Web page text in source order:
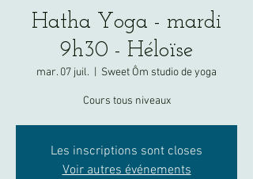
Hatha Yoga - mardi
9h30 - Héloïse
mar. 07 juil. Sweet Ôm studio de yoga
Cours tous niveaux
Les inscriptions sont closes
Voir autres événements